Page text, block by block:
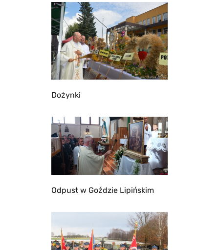
Dożynki
Odpust w Goździe Lipińskim